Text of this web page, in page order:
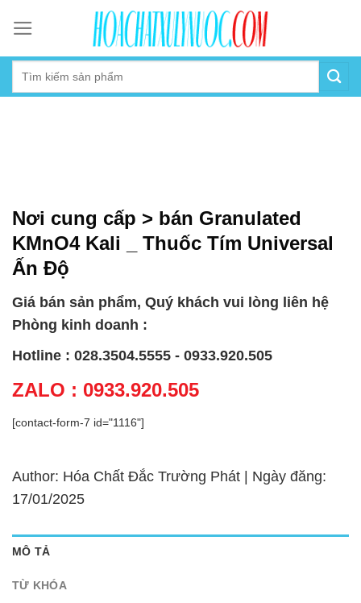
content
Nơi cung cấp > bán Granulated
KMnO4 Kali _ Thuốc Tím Universal
Ấn Độ
Giá bán sản phẩm, Quý khách vui lòng liên hệ
Phòng kinh doanh :
Hotline : 028.3504.5555 - 0933.920.505
ZALO : 0933.920.505
[contact-form-7 id="1116"]
Author: Hóa Chất Đắc Trường Phát | Ngày đăng:
17/01/2025
MÔ TẢ
TỪ KHÓA